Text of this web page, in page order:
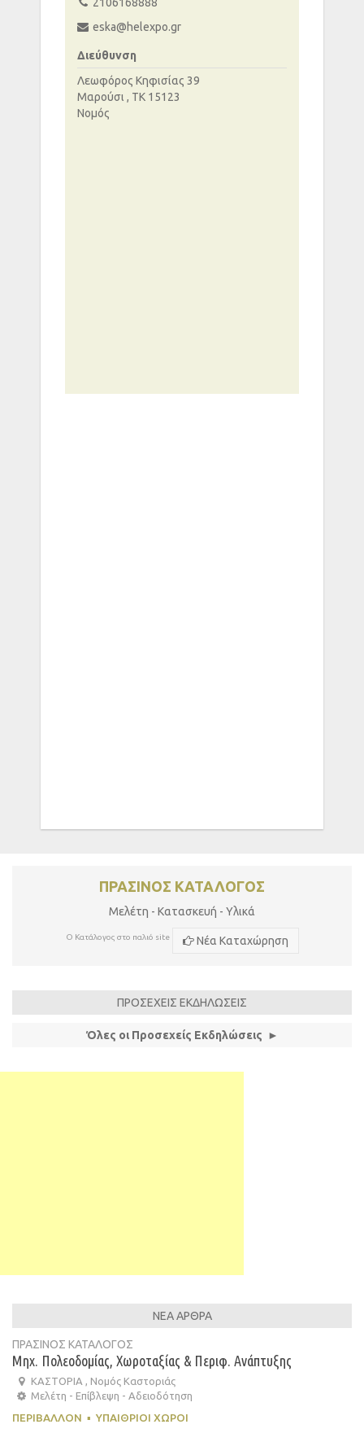
eska@helexpo.gr
Διεύθυνση
Λεωφόρος Κηφισίας 39
Μαρούσι , ΤΚ 15123
Νομός
ΠΡΑΣΙΝΟΣ ΚΑΤΑΛΟΓΟΣ
Μελέτη - Κατασκευή - Υλικά
Ο Κατάλογος στο παλιό site Νέα Καταχώρηση
ΠΡΟΣΕΧΕΙΣ ΕΚΔΗΛΩΣΕΙΣ
Όλες οι Προσεχείς Εκδηλώσεις ►
ΝΕΑ ΑΡΘΡΑ
ΠΡΑΣΙΝΟΣ ΚΑΤΑΛΟΓΟΣ
Μηχ. Πολεοδομίας, Χωροταξίας & Περιφ. Ανάπτυξης
ΚΑΣΤΟΡΙΑ , Νομός Καστοριάς
Μελέτη - Επίβλεψη - Αδειοδότηση
ΠΕΡΙΒΆΛΛΟΝ ▪ ΥΠΑΊΘΡΙΟΙ ΧΏΡΟΙ